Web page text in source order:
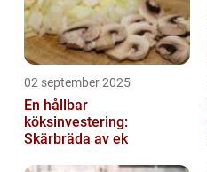
02 september 2025
En hållbar
köksinvestering:
Skärbräda av ek